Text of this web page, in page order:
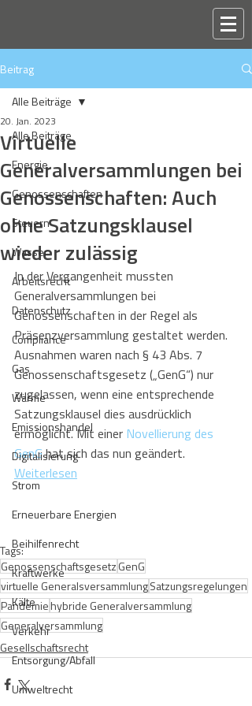
Beitrag
Alle Beiträge
Energie
Genossenschaften
Steuern
Wasser
Arbeitsrecht
Datenschutz
Compliance
Gas
Wärme
Emissionshandel
Digitalisierung
Strom
Erneuerbare Energien
Beihilfenrecht
Kraftwerke
Kälte
Verkehr
Entsorgung/Abfall
Umweltrecht
Alle Beiträge
Virtuelle
Generalversammlungen bei
Genossenschaften: Auch
ohne Satzungsklausel
wieder zulässig
20. Jan. 2023
In der Vergangenheit mussten
Generalversammlungen bei
Genossenschaften in der Regel als
Präsenzversammlung gestaltet werden.
Ausnahmen waren nach § 43 Abs. 7
Genossenschaftsgesetz („GenG“) nur
zugelassen, wenn eine entsprechende
Satzungsklausel dies ausdrücklich
ermöglicht. Mit einer Novellierung des
GenG hat sich das nun geändert.
Weiterlesen
Tags:
GenossenschaftsgesetzGenG
virtuelle GeneralsversammlungSatzungsregelungen
Pandemiehybride Generalversammlung
Generalversammlung
Gesellschaftsrecht